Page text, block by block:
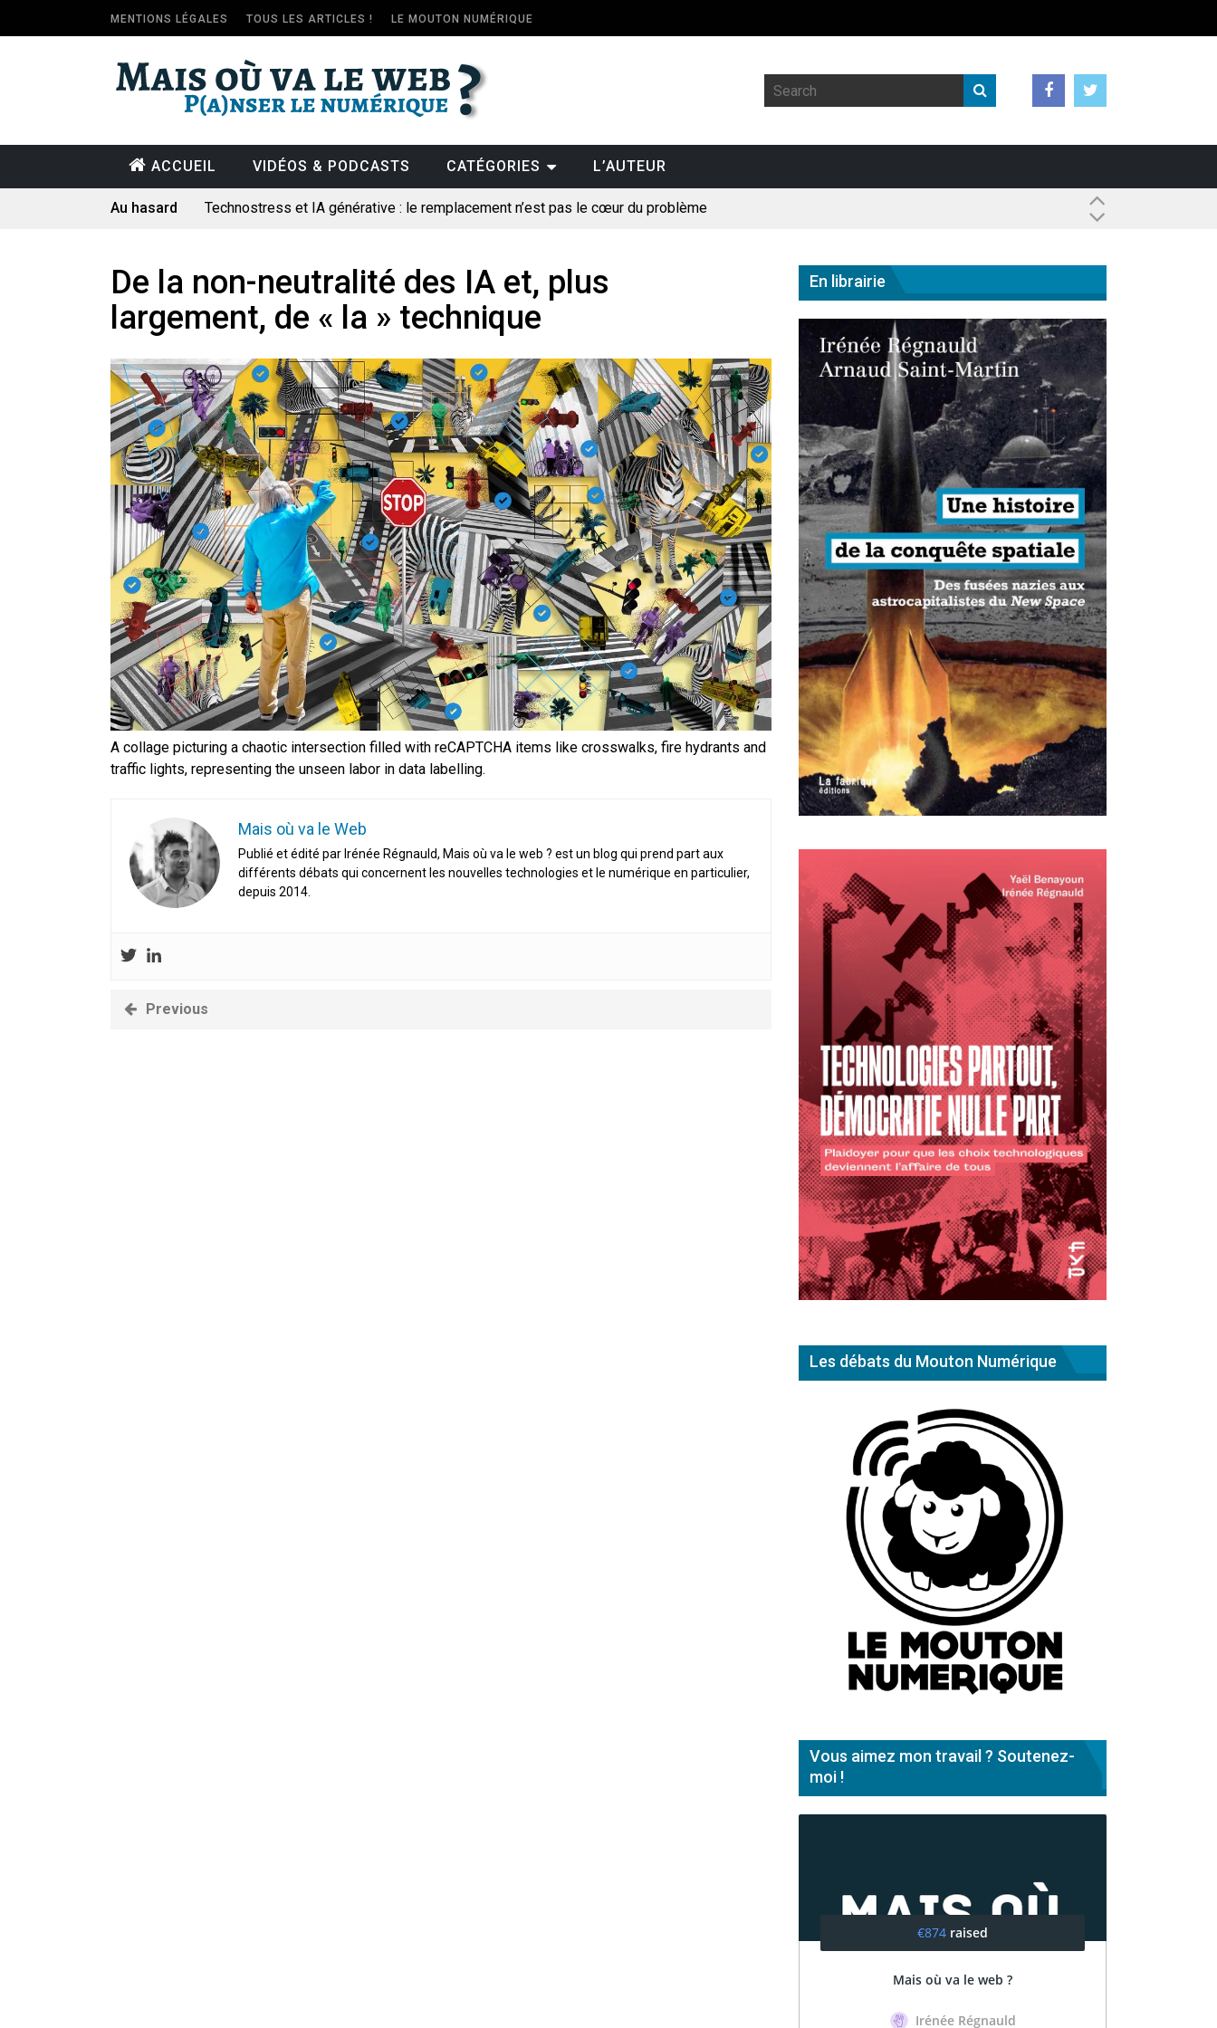
MENTIONS LÉGALES TOUS LES ARTICLES ! LE MOUTON NUMÉRIQUE
ACCUEIL VIDÉOS & PODCASTS CATÉGORIES L’AUTEUR
Au hasard
Technostress et IA générative : le remplacement n’est pas le cœur du problème
Le consultant : une lecture sociologique
Artemis II : objectif nul
Quand Mistral veut moraliser le pillage
Commentaire sur la polémique des perroquets
Les syndicats, (tout) contre l’IA
En Seine-et-Marne, le projet de Campus IA doit sortir des champs : « On impose et copie le gigantisme états-
unien »
Addendum sur les machines à laver, et l’intelligence artificielle
La vaste blague du macronisme crypto-spatial
De la non-neutralité des IA et, plus
largement, de « la » technique
A collage picturing a chaotic intersection filled with reCAPTCHA items like crosswalks, fire hydrants and
traffic lights, representing the unseen labor in data labelling.
Mais où va le Web
Publié et édité par Irénée Régnauld, Mais où va le web ? est un blog qui prend part aux
différents débats qui concernent les nouvelles technologies et le numérique en particulier,
depuis 2014.
Previous
En librairie
Les débats du Mouton Numérique
Vous aimez mon travail ? Soutenez-
moi !